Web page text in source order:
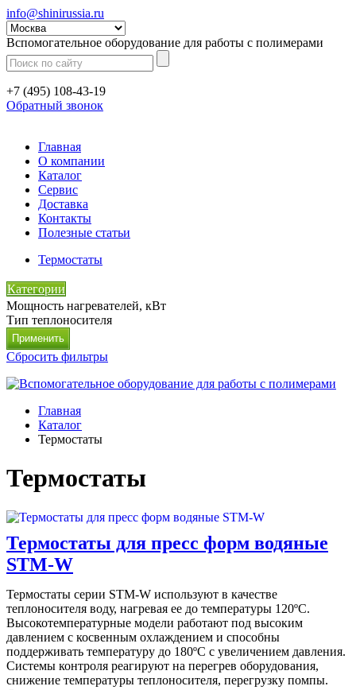
info@shinirussia.ru
Вспомогательное оборудование для работы с полимерами
+7 (495) 108-43-19
Обратный звонок
Главная
О компании
Каталог
Сервис
Доставка
Контакты
Полезные статьи
Термостаты
Категории
Мощность нагревателей, кВт
Тип теплоносителя
Сбросить фильтры
Главная
Каталог
Термостаты
Термостаты
Термостаты для пресс форм водяные
STM-W
Термостаты серии STM-W используют в качестве
теплоносителя воду, нагревая ее до температуры 120ºС.
Высокотемпературные модели работают под высоким
давлением с косвенным охлаждением и способны
поддерживать температуру до 180ºС с увеличением давления.
Системы контроля реагируют на перегрев оборудования,
снижение температуры теплоносителя, перегрузку помпы.